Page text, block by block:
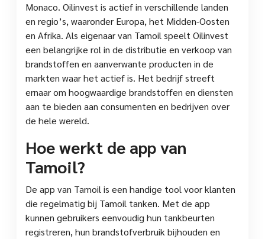
Monaco. Oilinvest is actief in verschillende landen
en regio’s, waaronder Europa, het Midden-Oosten
en Afrika. Als eigenaar van Tamoil speelt Oilinvest
een belangrijke rol in de distributie en verkoop van
brandstoffen en aanverwante producten in de
markten waar het actief is. Het bedrijf streeft
ernaar om hoogwaardige brandstoffen en diensten
aan te bieden aan consumenten en bedrijven over
de hele wereld.
Hoe werkt de app van
Tamoil?
De app van Tamoil is een handige tool voor klanten
die regelmatig bij Tamoil tanken. Met de app
kunnen gebruikers eenvoudig hun tankbeurten
registreren, hun brandstofverbruik bijhouden en